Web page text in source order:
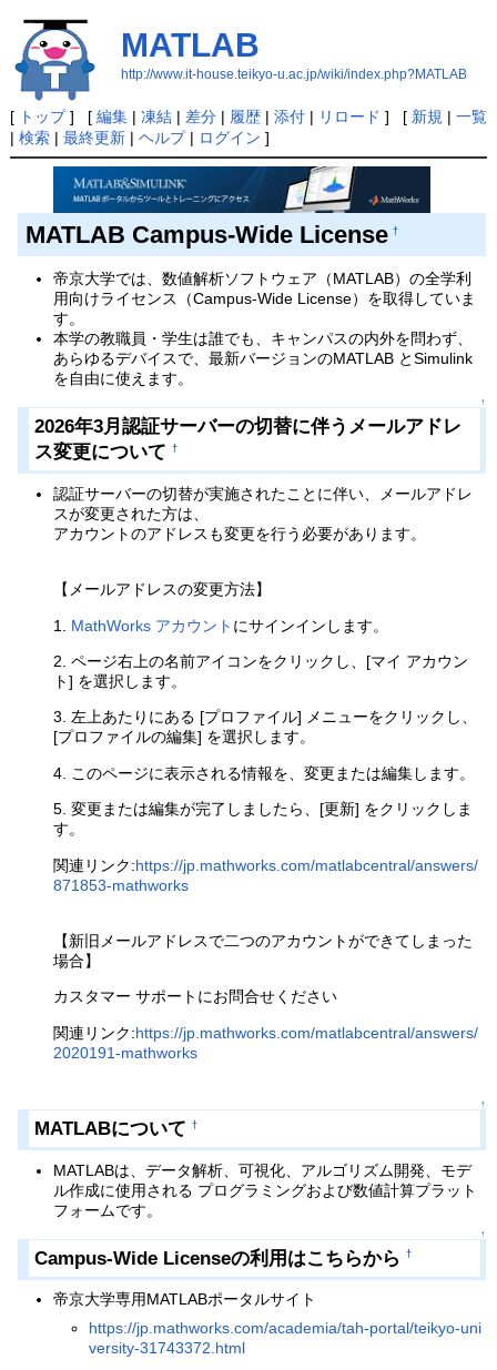
MATLAB
http://www.it-house.teikyo-u.ac.jp/wiki/index.php?MATLAB
[ トップ] [ 編集| 凍結| 差分| 履歴| 添付| リロード ] [ 新規 | 一覧
| 検索| 最終更新| ヘルプ| ログイン ]
MATLAB Campus-Wide License †
帝京大学では、数値解析ソフトウェア（MATLAB）の全学利
用向けライセンス（Campus-Wide License）を取得していま
す。
本学の教職員・学生は誰でも、キャンパスの内外を問わず、
あらゆるデバイスで、最新バージョンのMATLAB とSimulink
を自由に使えます。
↑
2026年3月認証サーバーの切替に伴うメールアドレ
ス変更について †
認証サーバーの切替が実施されたことに伴い、メールアドレ
スが変更された方は、
アカウントのアドレスも変更を行う必要があります。
【メールアドレスの変更方法】
1. MathWorks アカウント にサインインします。
2. ページ右上の名前アイコンをクリックし、[マイ アカウン
ト] を選択します。
3. 左上あたりにある [プロファイル] メニューをクリックし、
[プロファイルの編集] を選択します。
4. このページに表示される情報を、変更または編集します。
5. 変更または編集が完了しましたら、[更新] をクリックしま
す。
関連リンク:https://jp.mathworks.com/matlabcentral/answers/
871853-mathworks
【新旧メールアドレスで二つのアカウントができてしまった
場合】
カスタマー サポートにお問合せください
関連リンク:https://jp.mathworks.com/matlabcentral/answers/
2020191-mathworks
↑
MATLABについて †
MATLABは、データ解析、可視化、アルゴリズム開発、モデ
ル作成に使用される プログラミングおよび数値計算プラット
フォームです。
↑
Campus-Wide Licenseの利用はこちらから †
帝京大学専用MATLABポータルサイト
https://jp.mathworks.com/academia/tah-portal/teikyo-uni
versity-31743372.html